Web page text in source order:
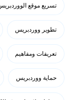
تسريع موقع
تطوير ووردبريس
تعريفات ومفاهيم
حماية ووردبريس